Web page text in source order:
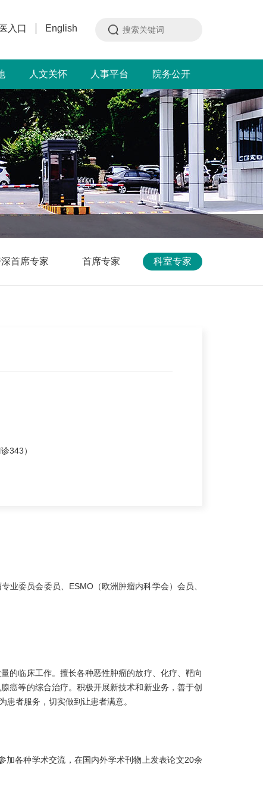
入口 English
人文关怀 人事平台 院务公开
首席专家 首席专家 科室专家
343）
业委员会委员、ESMO（欧洲肿瘤内科学会）会员、
的临床工作。擅长各种恶性肿瘤的放疗、化疗、靶向
癌等的综合治疗。积极开展新技术和新业务，善于创
者服务，切实做到让患者满意。
各种学术交流，在国内外学术刊物上发表论文20余